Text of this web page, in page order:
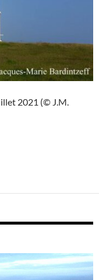
2021 (© J.M.